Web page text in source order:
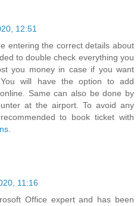
12:51
entering the correct details about
to double check everything you
you money in case if you want
will have the option to add
Same can also be done by
at the airport. To avoid any
to book ticket with
11:16
Office expert and has been